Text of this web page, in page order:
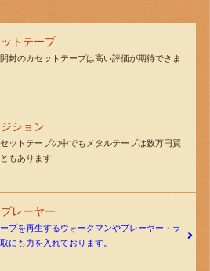
トテープ
封のカセットテープは高い評価が期待できま
ション
ットテープの中でもメタルテープは数万円買
もあります!
レーヤー
プを再生するウォークマンやプレーヤー・ラ
にも力を入れております。